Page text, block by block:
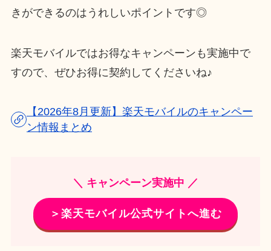
きができるのはうれしいポイントです◎
楽天モバイルではお得なキャンペーンも実施中で
すので、ぜひお得に契約してくださいね♪
【2026年8月更新】楽天モバイルのキャンペー
ン情報まとめ
＼ キャンペーン実施中 ／
＞楽天モバイル公式サイトへ進む